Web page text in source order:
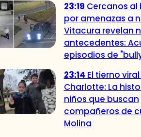
23:19 Cercanos
por amenazas a
Vitacura revelan
antecedentes:
episodios de
23:14 El tierno
Charlotte: La
niños que buscan
compañeros de
Molina